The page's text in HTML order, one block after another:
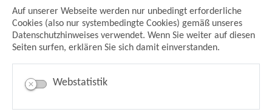
Auf unserer Webseite werden nur unbedingt erforderliche
Cookies (also nur systembedingte Cookies) gemäß unseres
Datenschutzhinweises verwendet. Wenn Sie weiter auf diesen
Seiten surfen, erklären Sie sich damit einverstanden.
Webstatistik
Standesamt
Friedhofsverwaltung
Planen und Bauen (Bauamt)
Impressum
Datenschutzhinweis
Sitemap
Anmelden